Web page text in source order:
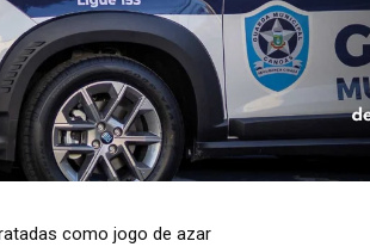
como jogo de azar
37 cidades do RS